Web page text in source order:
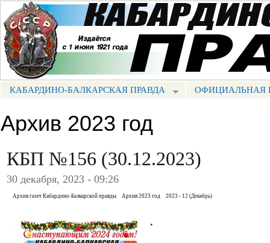
Портал СМИ КБР
МЕНЮ КБП
КАБАРДИНО-БАЛКАРСКАЯ ПРАВДА ОФИЦИАЛЬНАЯ
Архив 2023 год
КБП №156 (30.12.2023)
30 декабря, 2023 - 09:26
Архив газет Кабардино-Балкарской правды Архив 2023 год 2023 - 12 (Декабрь)
.